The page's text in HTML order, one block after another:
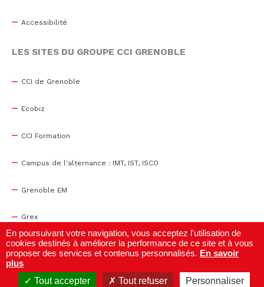
Accessibilité
LES SITES DU GROUPE CCI GRENOBLE
CCI de Grenoble
Ecobiz
CCI Formation
Campus de l'alternance : IMT, IST, ISCO
Grenoble EM
Grex
WTC Grenoble
Centre de congrès
En poursuivant votre navigation, vous acceptez l'utilisation de
cookies destinés à améliorer la performance de ce site et à vous
proposer des services et contenus personnalisés. En savoir
plus
Tout accepter
Tout refuser Personnaliser